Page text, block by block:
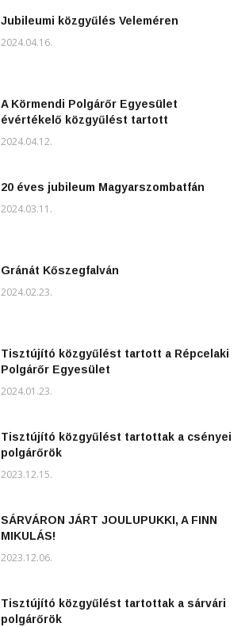
Jubileumi közgyűlés Veleméren
2024.04.16.
A Körmendi Polgárőr Egyesület
évértékelő közgyűlést tartott
2024.04.12.
20 éves jubileum Magyarszombatfán
2024.03.11.
Gránát Kőszegfalván
2024.02.23.
Tisztújító közgyűlést tartott a Répcelaki
Polgárőr Egyesület
2024.01.23.
Tisztújító közgyűlést tartottak a csényei
polgárőrök
2023.12.15.
SÁRVÁRON JÁRT JOULUPUKKI, A FINN
MIKULÁS!
2023.12.06.
Tisztújító közgyűlést tartottak a sárvári
polgárőrök